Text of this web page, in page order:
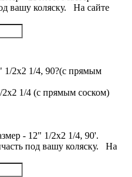
вашу коляску. На сайте
2х2 1/4 (с прямым соском)
- 12" 1/2х2 1/4, 90'.
под вашу коляску. На